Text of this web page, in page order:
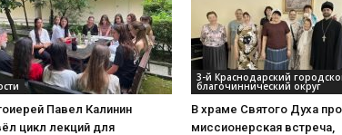
Павел Калинин
цикл лекций для
3-й Краснодарский
благочиннический округ
В храме Святого Духа
миссионерская встреча,